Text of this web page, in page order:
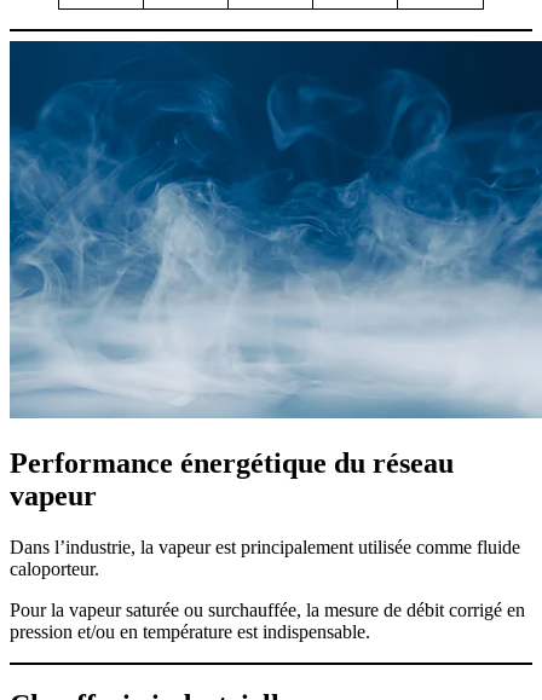
Performance énergétique du réseau
vapeur
Dans l’industrie, la vapeur est principalement utilisée comme fluide
caloporteur.
Pour la vapeur saturée ou surchauffée, la mesure de débit corrigé en
pression et/ou en température est indispensable.